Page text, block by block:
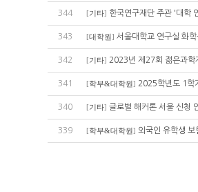
344 [기타] 한국연구재단 주관 '대학
343 [대학원] 서울대학교 연구실 화
342 [기타] 2023년 제27회 젊은과학
341 [학부&대학원] 2025학년도 1학
340 [기타] 글로벌 해커톤 서울 신청
339 [학부&대학원] 외국인 유학생